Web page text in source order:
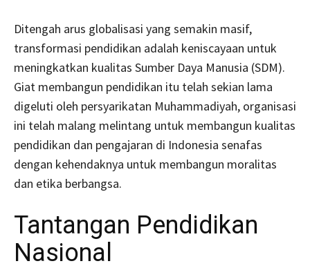
Ditengah arus globalisasi yang semakin masif,
transformasi pendidikan adalah keniscayaan untuk
meningkatkan kualitas Sumber Daya Manusia (SDM).
Giat membangun pendidikan itu telah sekian lama
digeluti oleh persyarikatan Muhammadiyah, organisasi
ini telah malang melintang untuk membangun kualitas
pendidikan dan pengajaran di Indonesia senafas
dengan kehendaknya untuk membangun moralitas
dan etika berbangsa.
Tantangan Pendidikan
Nasional